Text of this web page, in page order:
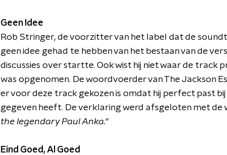
Geen Idee
Rob Stringer, de voorzitter van het label dat de
geen idee gehad te hebben van het bestaan van de
discussies over startte. Ook wist hij niet waar de track
was opgenomen. De woordvoerder van The Jackson
er voor deze track gekozen is omdat hij perfect past
gegeven heeft. De verklaring werd afsgeloten met de
the legendary Paul Anka."
Eind Goed, Al Goed